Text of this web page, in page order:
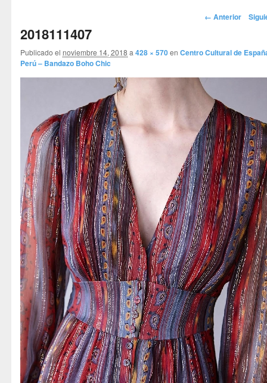
Navegador
← Anterior
2018111407
Publicado el noviembre 14, 2018 a428 × 570enCentro Cultural de
Perú – Bandazo Boho Chic